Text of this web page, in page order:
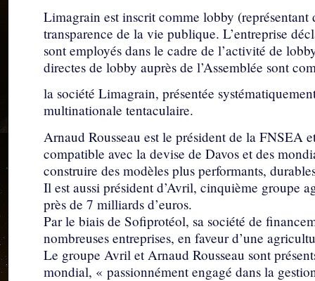
Limagrain est inscrit comme lobby
transparence de la vie publique. L’entreprise
sont employés dans le cadre de l’activité de
directes de lobby auprès de l’Assemblée sont
la société Limagrain, présentée
multinationale tentaculaire.
Arnaud Rousseau est le président de la FNSEA
compatible avec la devise de Davos et des
construire des modèles plus performants,
Il est aussi président d’Avril, cinquième groupe
près de 7 milliards d’euros.
Par le biais de Sofiprotéol, sa société de
nombreuses entreprises, en faveur d’une
Le groupe Avril et Arnaud Rousseau sont
mondial, « passionnément engagé dans la